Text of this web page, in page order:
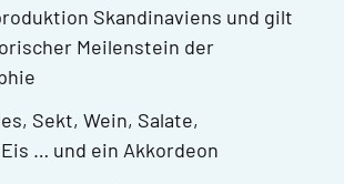
Skandinaviens und gilt
Meilenstein der
Sekt, Wein, Salate,
… und ein Akkordeon